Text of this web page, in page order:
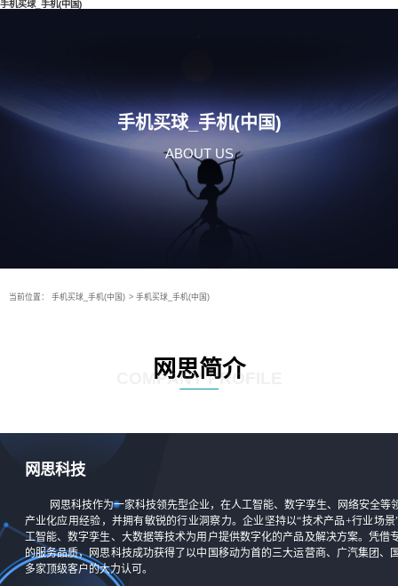
手机买球_手机(中国)
手机买球_手机(中国)
ABOUT US
当前位置： 手机买球_手机(中国) > 手机买球_手机(中国)
网思简介
COMPANY PROFILE
网思科技
网思科技作为一家科技领先型企业，在人工智能、数字孪生、网络安全等
产业化应用经验，并拥有敏锐的行业洞察力。企业坚持以“技术产品+行业场
工智能、数字孪生、大数据等技术为用户提供数字化的产品及解决方案。凭借
的服务品质，网思科技成功获得了以中国移动为首的三大运营商、广汽集团、
多家顶级客户的大力认可。